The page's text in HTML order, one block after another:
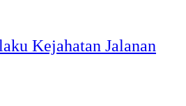
Kejahatan Jalanan